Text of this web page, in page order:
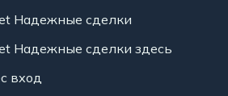
Надежные сделки
Надежные сделки здесь
вход